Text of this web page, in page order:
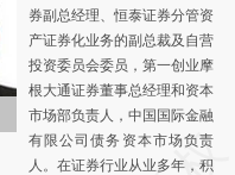
券副总经理、恒泰证券分管资
产证券化业务的副总裁及自营
投资委员会委员，第一创业摩
根大通证券董事总经理和资本
市场部负责人，中国国际金融
有限公司债务资本市场负责
人。在证券行业从业多年，积